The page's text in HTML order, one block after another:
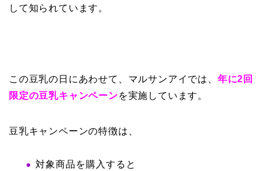
して知られています。
この豆乳の日にあわせて、 マルサンアイ では、 年に2回
限定の豆乳キャンペーンを実施しています。
豆乳キャンペーンの特徴は、
対象商品を購入すると